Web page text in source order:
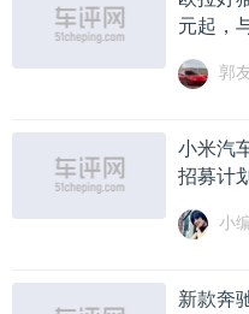
元起，
郭
小米汽
招募计划
小
新款奔